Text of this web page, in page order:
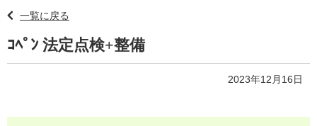
一覧に戻る
ｺﾍﾟﾝ 法定点検+整備
2023年12月16日